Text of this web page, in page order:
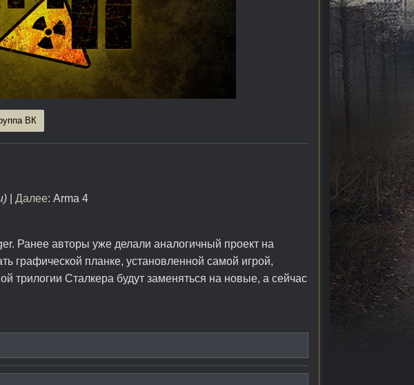
ВК
Далее: Arma 4
Ранее авторы уже делали аналогичный проект на
графической планке, установленной самой игрой,
трилогии Сталкера будут заменяться на новые, а сейчас